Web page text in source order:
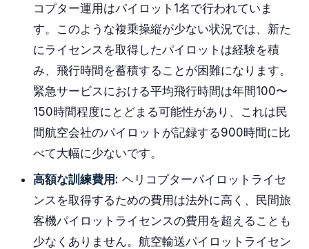
コプター運用はパイロット1名で行われていま
す。このような複乗操縦が少ない状況では、新た
にライセンスを取得したパイロットは経験を積
み、飛行時間を蓄積することが困難になります。
緊急サービスにおける平均飛行時間は年間100〜
150時間程度にとどまる可能性があり、これは民
間航空会社のパイロットが記録する900時間に比
べて大幅に少ないです。
高額な訓練費用: ヘリコプターパイロットライセ
ンスを取得するための費用は法外に高く、民間旅
客機パイロットライセンスの費用を超えることも
少なくありません。航空輸送パイロットライセン